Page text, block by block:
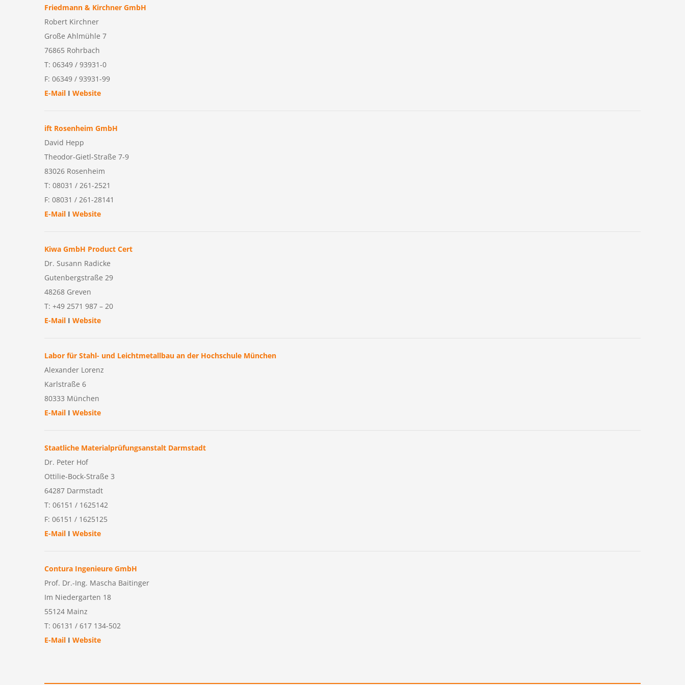
Friedmann & Kirchner GmbH
Robert Kirchner
Große Ahlmühle 7
76865 Rohrbach
T: 06349 / 93931-0
F: 06349 / 93931-99
E-MailI Website
ift Rosenheim GmbH
David Hepp
Theodor-Gietl-Straße 7-9
83026 Rosenheim
T: 08031 / 261-2521
F: 08031 / 261-28141
E-MailI Website
Kiwa GmbH Product Cert
Dr. Susann Radicke
Gutenbergstraße 29
48268 Greven
T: +49 2571 987 – 20
E-MailI Website
Labor für Stahl- und Leichtmetallbau an der Hochschule München
Alexander Lorenz
Karlstraße 6
80333 München
E-MailI Website
Staatliche Materialprüfungsanstalt Darmstadt
Dr. Peter Hof
Ottilie-Bock-Straße 3
64287 Darmstadt
T: 06151 / 1625142
F: 06151 / 1625125
E-MailI Website
Contura Ingenieure GmbH
Prof. Dr.-Ing. Mascha Baitinger
Im Niedergarten 18
55124 Mainz
T: 06131 / 617 134-502
E-MailI Website